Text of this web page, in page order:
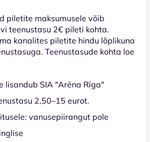
piletite maksumusele võib
teenustasu 2€ pileti kohta.
kanalites piletite hindu lõplikuna
Teenustasude kohta loe
lisandub SIA "Arēna Rīga"
2,50–15 eurot.
vanusepiirangut pole